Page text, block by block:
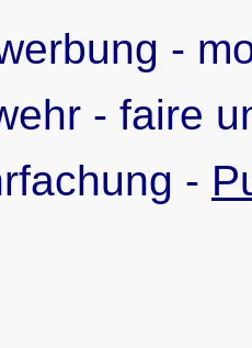
-
- faire
-